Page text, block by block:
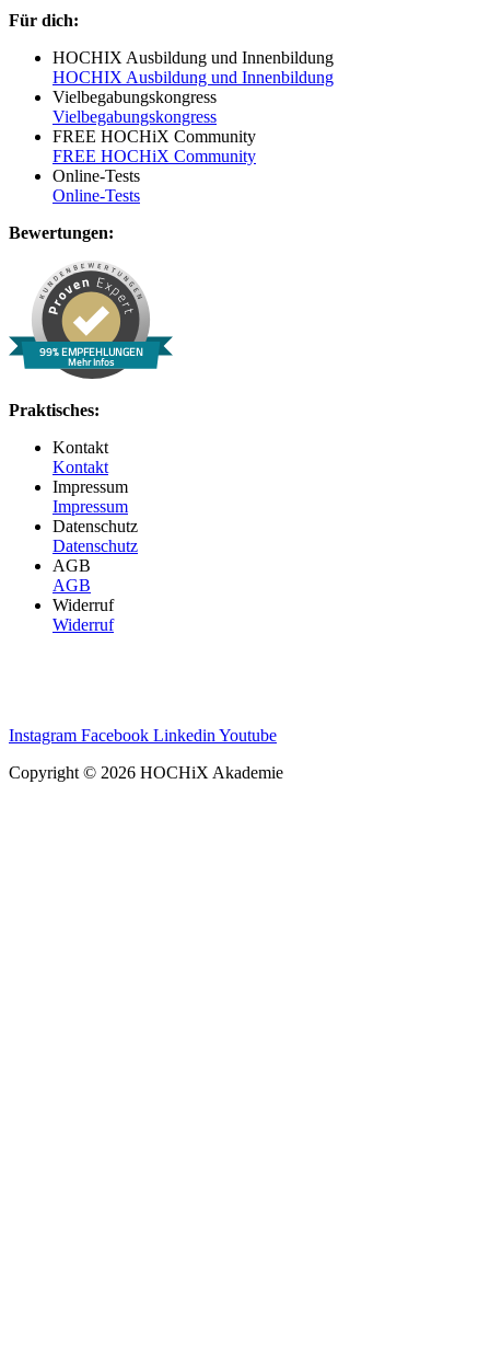
Für dich:
HOCHIX Ausbildung und Innenbildung
HOCHIX Ausbildung und Innenbildung
Vielbegabungskongress
Vielbegabungskongress
FREE HOCHiX Community
FREE HOCHiX Community
Online-Tests
Online-Tests
Bewertungen:
99% EMPFEHLUNGEN
Mehr Infos
Praktisches:
Kontakt
Kontakt
Impressum
Impressum
Datenschutz
Datenschutz
AGB
AGB
Widerruf
Widerruf
Instagram Facebook Linkedin Youtube
Copyright © 2026 HOCHiX Akademie